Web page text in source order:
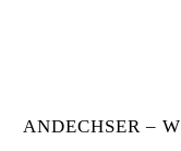
ANDECHSER –